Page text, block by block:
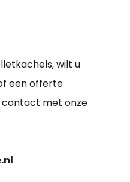
wilt u
een offerte
contact met onze